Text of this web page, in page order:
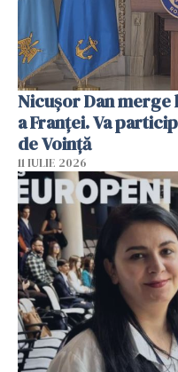
Nicuşor Dan merge
a Franţei. Va
de Voinţă
11 IULIE 2026